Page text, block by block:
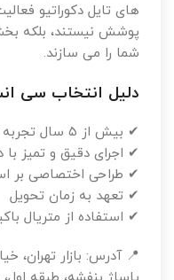
های تایل دکوراتیو
پوشش نیستند، بلکه
شما را می سازند.
دلیل انتخاب سی
✔ بیش از ۵ سال تجربه تخصصی
✔ اجرای دقیق و تمیز
✔ طراحی اختصاصی بر
✔ تعهد به زمان تحویل
✔ استفاده از متریال
📍 آدرس: بازار تهران،